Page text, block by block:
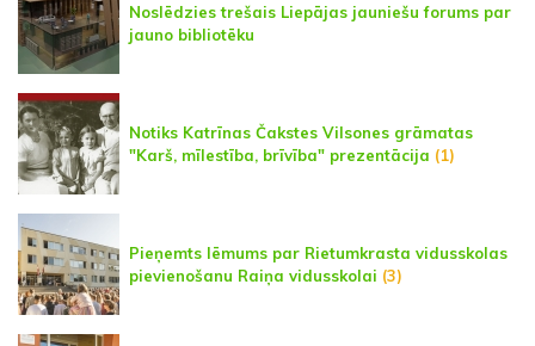
Noslēdzies trešais Liepājas jauniešu forums par
jauno bibliotēku
Notiks Katrīnas Čakstes Vilsones grāmatas
"Karš, mīlestība, brīvība" prezentācija (1)
Pieņemts lēmums par Rietumkrasta vidusskolas
pievienošanu Raiņa vidusskolai (3)